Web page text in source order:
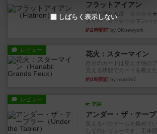
フラットアイアン
世界に浸れる度
タイパ ☆☆☆☆☆マンハッ
約2時間前 by DKnewyork
レビュー 花火：スターマイン
自分のカードは見えず他の
見える状態でカードを教えた
約3時間前 by mob567
レビュー
充実
アンダー・ザ・テー
笑えるバカゲームを集めて
してのレビューです。正体隠
しばらく表示しない